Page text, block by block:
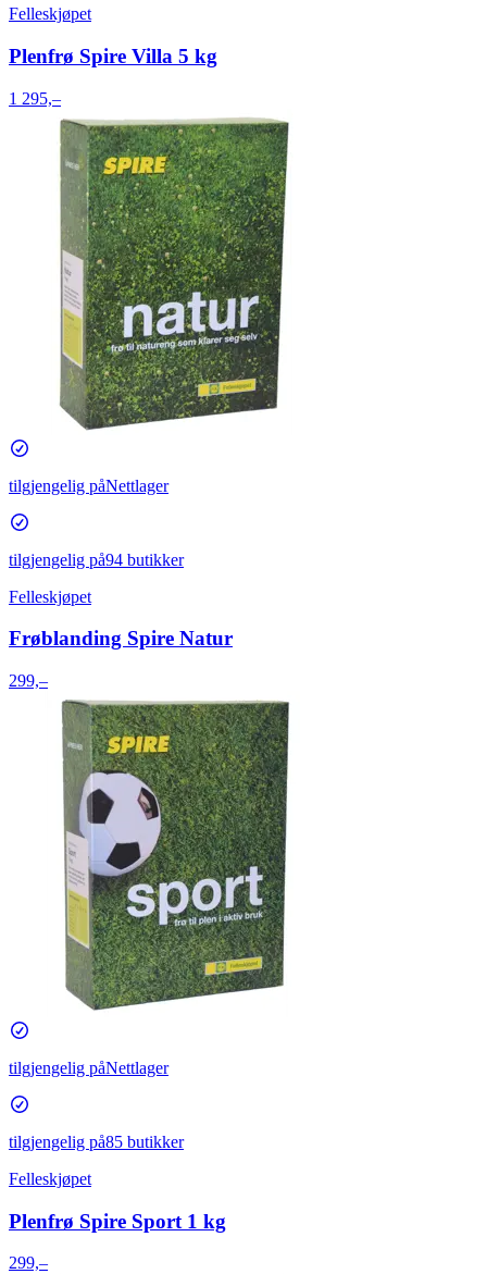
Felleskjøpet
Plenfrø Spire Villa 5 kg
1 295,–
tilgjengelig påNettlager
tilgjengelig på94 butikker
Felleskjøpet
Frøblanding Spire Natur
299,–
tilgjengelig påNettlager
tilgjengelig på85 butikker
Felleskjøpet
Plenfrø Spire Sport 1 kg
299,–